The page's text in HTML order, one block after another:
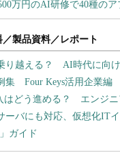
製品資料／レポート
り越える？ AI時代に向
集 Four Keys活用企業編
はどう進める？ エンジ
ーバにも対応、仮想化IT
ガイド